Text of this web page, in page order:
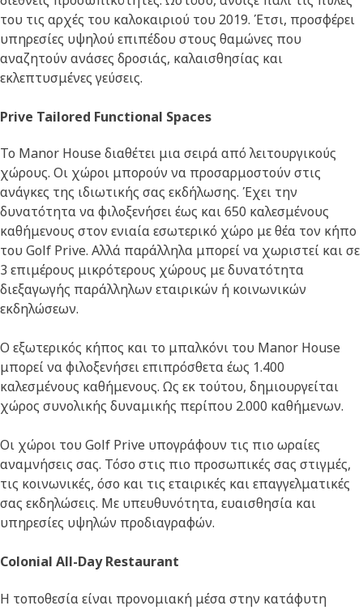
του τις αρχές του καλοκαιριού του 2019. Έτσι, προσφέρει
υπηρεσίες υψηλού επιπέδου στους θαμώνες που
αναζητούν ανάσες δροσιάς, καλαισθησίας και
εκλεπτυσμένες γεύσεις.
Prive Tailored Functional Spaces
To Manor House διαθέτει μια σειρά από λειτουργικούς
χώρους. Οι χώροι μπορούν να προσαρμοστούν στις
ανάγκες της ιδιωτικής σας εκδήλωσης. Έχει την
δυνατότητα να φιλοξενήσει έως και 650 καλεσμένους
καθήμενους στον ενιαία εσωτερικό χώρο με θέα τον κήπο
του Golf Prive. Αλλά παράλληλα μπορεί να χωριστεί και σε
3 επιμέρους μικρότερους χώρους με δυνατότητα
διεξαγωγής παράλληλων εταιρικών ή κοινωνικών
εκδηλώσεων.
Ο εξωτερικός κήπος και το μπαλκόνι του Manor House
μπορεί να φιλοξενήσει επιπρόσθετα έως 1.400
καλεσμένους καθήμενους. Ως εκ τούτου, δημιουργείται
χώρος συνολικής δυναμικής περίπου 2.000 καθήμενων.
Οι χώροι του Golf Prive υπογράφουν τις πιο ωραίες
αναμνήσεις σας. Τόσο στις πιο προσωπικές σας στιγμές,
τις κοινωνικές, όσο και τις εταιρικές και επαγγελματικές
σας εκδηλώσεις. Με υπευθυνότητα, ευαισθησία και
υπηρεσίες υψηλών προδιαγραφών.
Colonial All-Day Restaurant
Η τοποθεσία είναι προνομιακή μέσα στην κατάφυτη